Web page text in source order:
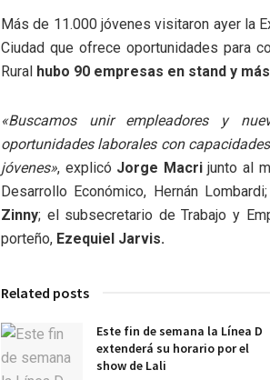
Más de 11.000 jóvenes visitaron ayer la
Ciudad que ofrece oportunidades para
Rural hubo 90 empresas en stand y
«Buscamos unir empleadores y
oportunidades laborales con
jóvenes», explicó Jorge Macrijunto al
Desarrollo Económico, Hernán
Zinny; el subsecretario de Trabajo y
porteño, Ezequiel Jarvis.
Related posts
Este fin de semana la Línea D
extenderá su horario por el
show de Lali